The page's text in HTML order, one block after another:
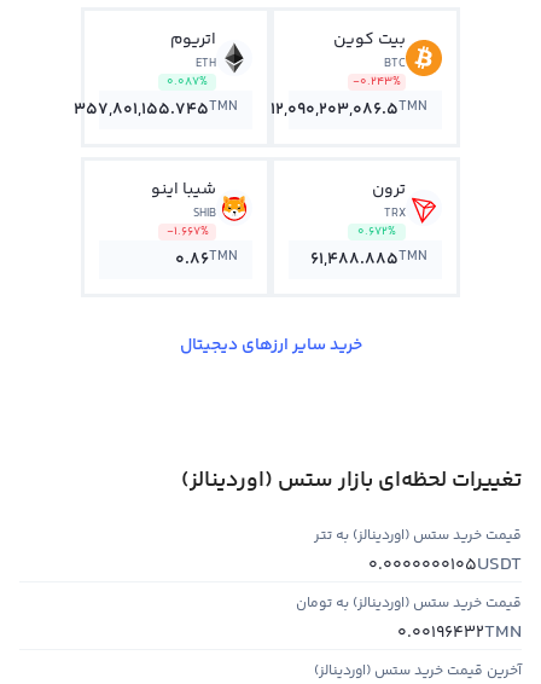
بیت کوین
BTC
-0.243%
12,090,203,086.5TMN
اتریوم
ETH
0.087%
357,801,155.745TMN
ترون
TRX
0.672%
61,488.885TMN
شیبا اینو
SHIB
-1.667%
0.86TMN
خرید سایر ارزهای دیجیتال
تغییرات لحظه‌ای بازار ستس (اوردینالز)
قیمت خرید ستس (اوردینالز) به تتر
USDT
0.0000000105
قیمت خرید ستس (اوردینالز) به تومان
TMN
0.00196432
آخرین قیمت خرید ستس (اوردینالز)